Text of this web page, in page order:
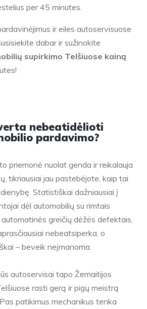
per 45 minutes.
ir eiles autoservisuose
dabar ir sužinokite
supirkimo Telšiuose kainą
nebeatidėlioti
pardavimo?
priemonė nuolat genda ir reikalauja
tikriausiai jau pastebėjote, kaip tai
Statistiškai dažniausiai į
dėl automobilių su rimtais
greičių dėžės defektais,
nebeatsiperka, o
– beveik neįmanoma.
autoservisai tapo Žemaitijos
rasti gerą ir pigų meistrą
patikimus mechanikus tenka